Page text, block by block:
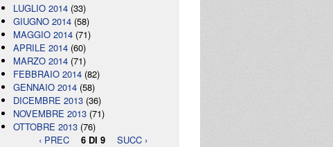
LUGLIO 2014 (33)
GIUGNO 2014 (58)
MAGGIO 2014 (71)
APRILE 2014 (60)
MARZO 2014 (71)
FEBBRAIO 2014 (82)
GENNAIO 2014 (58)
DICEMBRE 2013 (36)
NOVEMBRE 2013 (71)
OTTOBRE 2013 (76)
‹ PREC
6 DI 9 SUCC ›